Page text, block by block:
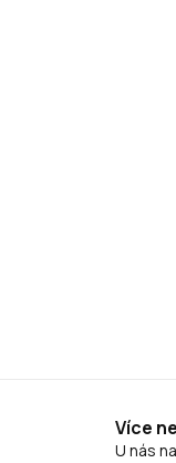
Více
U nás